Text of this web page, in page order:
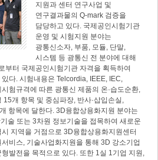
지원과 센터 연구사업 및
연구결과물의 Q-mark 검증을
담당하고 있다. 국제공인시험기관
운영 및 시험지원 분야는
광통신소자, 부품, 모듈, 단말,
시스템 등 광통신 전 분야에 대해
부터 국제공인시험기관 자격을 획득하여
다. 시험내용은 Telcordia, IEEE, IEC,
험규격에 따른 광통신 제품의 온·습도순환,
15개 항목 및 중심파장, 반사·삽입손실,
항목에 달한다. 3D융합상용화지원 분야는
술 또는 3차원 정보기술을 접목하여 새로운
지역을 거점으로 3D융합상용화지원센터
비스, 기술사업화지원을 통해 3D 강소기업
발전을 목적으로 있다. 또한 1실 1기업 지원,